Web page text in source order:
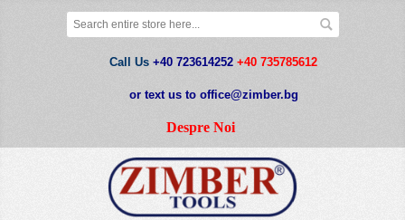
Call Us +40 723614252 +40 735785612
or text us to office@zimber.bg
Despre Noi